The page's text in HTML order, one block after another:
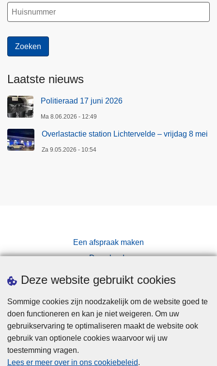
Deze website gebruikt cookies
Sommige cookies zijn noodzakelijk om de website goed te
doen functioneren en kan je niet weigeren. Om uw
gebruikservaring te optimaliseren maakt de website ook
gebruik van optionele cookies waarvoor wij uw
toestemming vragen.
Lees er meer over in ons cookiebeleid.
Laatste nieuws
Politieraad 17 juni 2026
Ma 8.06.2026 - 12:49
Overlastactie station Lichtervelde – vrijdag 8 mei
Za 9.05.2026 - 10:54
Een afspraak maken
Downloads
Pers